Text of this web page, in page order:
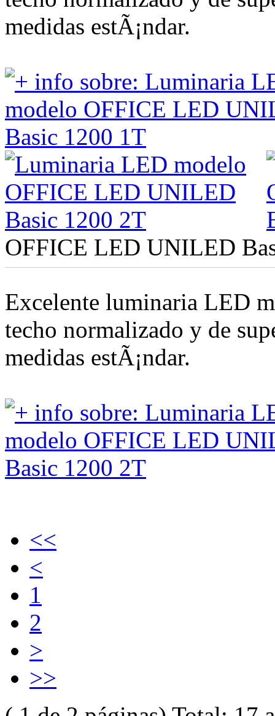
medidas estÃ¡ndar.
OFFICE LED UNILED
Excelente luminaria LED
techo normalizado y de
medidas estÃ¡ndar.
<<
<
1
2
>
>>